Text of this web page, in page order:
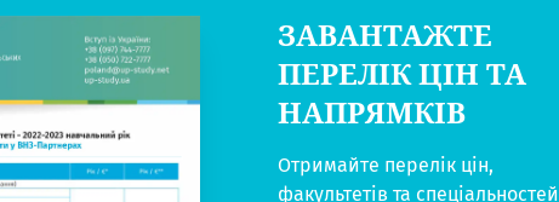
ЗАВАНТАЖТЕ
ПЕРЕЛІК ЦІН ТА
НАПРЯМКІВ
Отримайте перелік цін,
факультетів та спеціальностей